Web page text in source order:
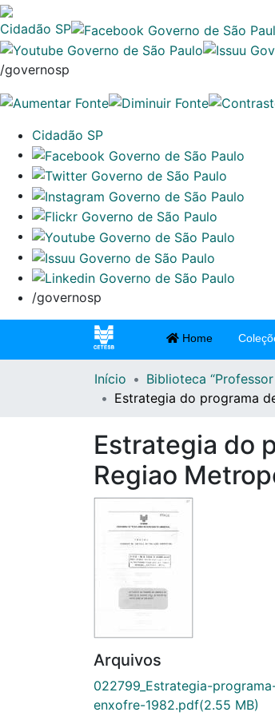
Cidadão SP
/governosp
Cidadão SP
/governosp
Home
Início Biblioteca
Estrategia do programa
Estrategia do
Regiao
Arquivos
022799_Estrategia-
enxofre-1982.pdf(2.55 MB)